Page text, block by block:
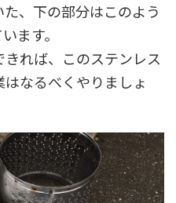
、下の部分はこのよう
ます。
れば、このステンレス
なるべくやりましょ